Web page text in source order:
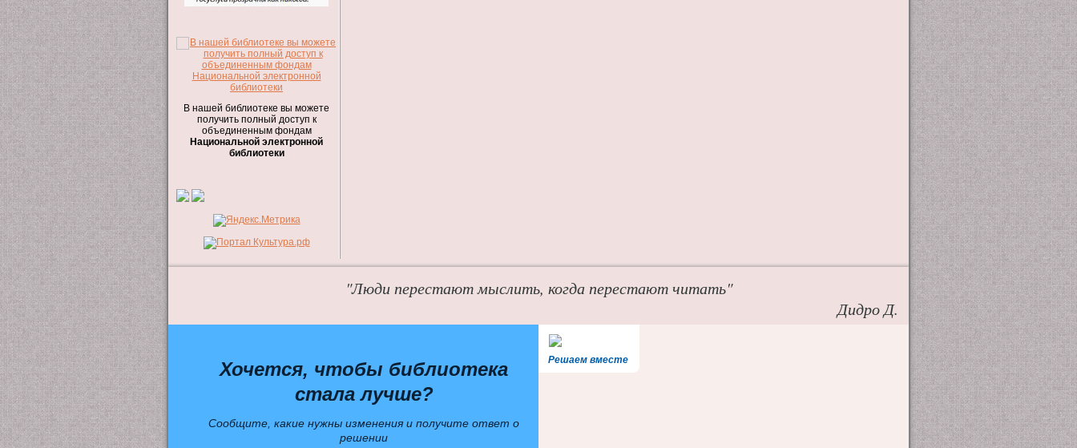
В нашей библиотеке вы можете
получить полный доступ к
объединенным фондам
Национальной электронной
библиотеки
"Люди перестают мыслить, когда перестают читать"
Дидро Д.
Решаем вместе
Хочется, чтобы библиотека
стала лучше?
Сообщите, какие нужны изменения и получите ответ о
решении